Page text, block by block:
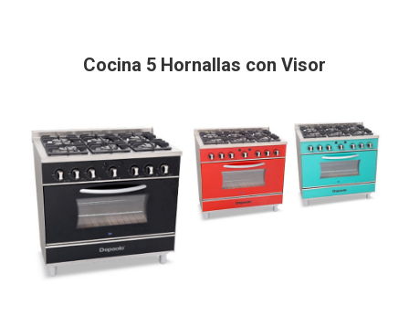
Cocina 5 Hornallas con Visor